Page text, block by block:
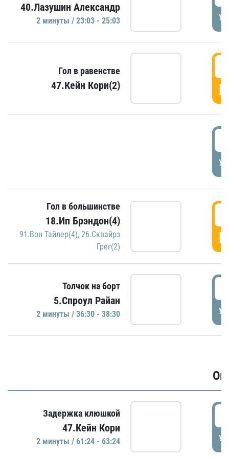
40.Лазушин Александр
2 минуты / 23:03 - 25:03
Гол в равенстве
47.Кейн Кори(2)
Гол в большинстве
18.Ип Брэндон(4)
91.Вон Тайлер(4), 26.Сквайрз
Грег(2)
Толчок на борт
5.Спроул Райан
2 минуты / 36:30 - 38:30
Задержка клюшкой
47.Кейн Кори
2 минуты / 61:24 - 63:24